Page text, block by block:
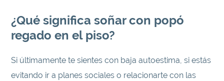
¿Qué significa soñar con popó
regado en el piso?
Si últimamente te sientes con baja autoestima, si estás
evitando ir a planes sociales o relacionarte con las